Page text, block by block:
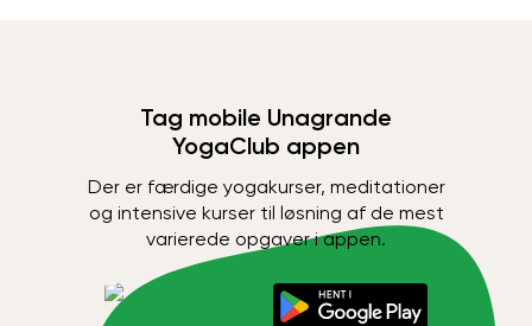
Tag mobile Unagrande
YogaClub appen
Der er færdige yogakurser, meditationer
og intensive kurser til løsning af de mest
varierede opgaver i appen.